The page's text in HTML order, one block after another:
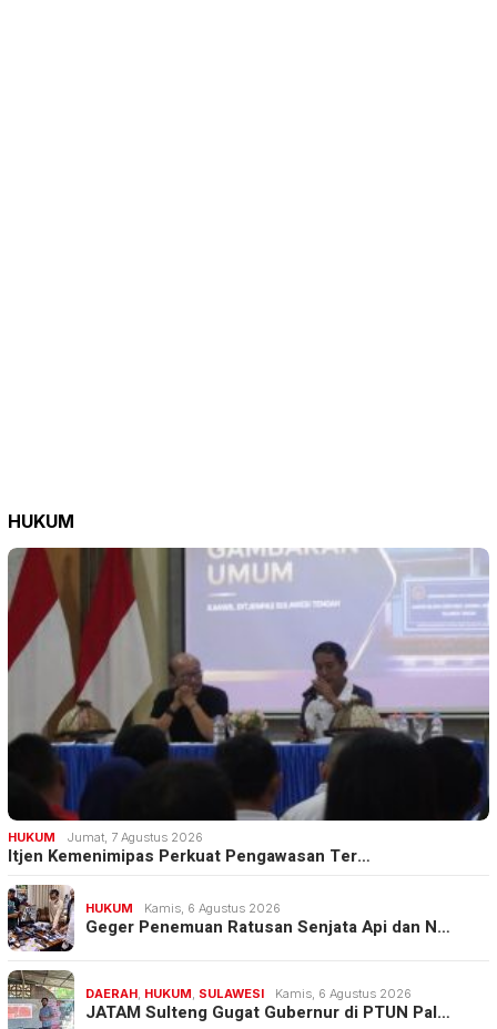
HUKUM
HUKUM Jumat, 7 Agustus 2026
Itjen Kemenimipas Perkuat Pengawasan Ter…
HUKUM Kamis, 6 Agustus 2026
Geger Penemuan Ratusan Senjata Api dan N…
DAERAH HUKUM SULAWESI Kamis, 6 Agustus 2026
JATAM Sulteng Gugat Gubernur di PTUN Pal…